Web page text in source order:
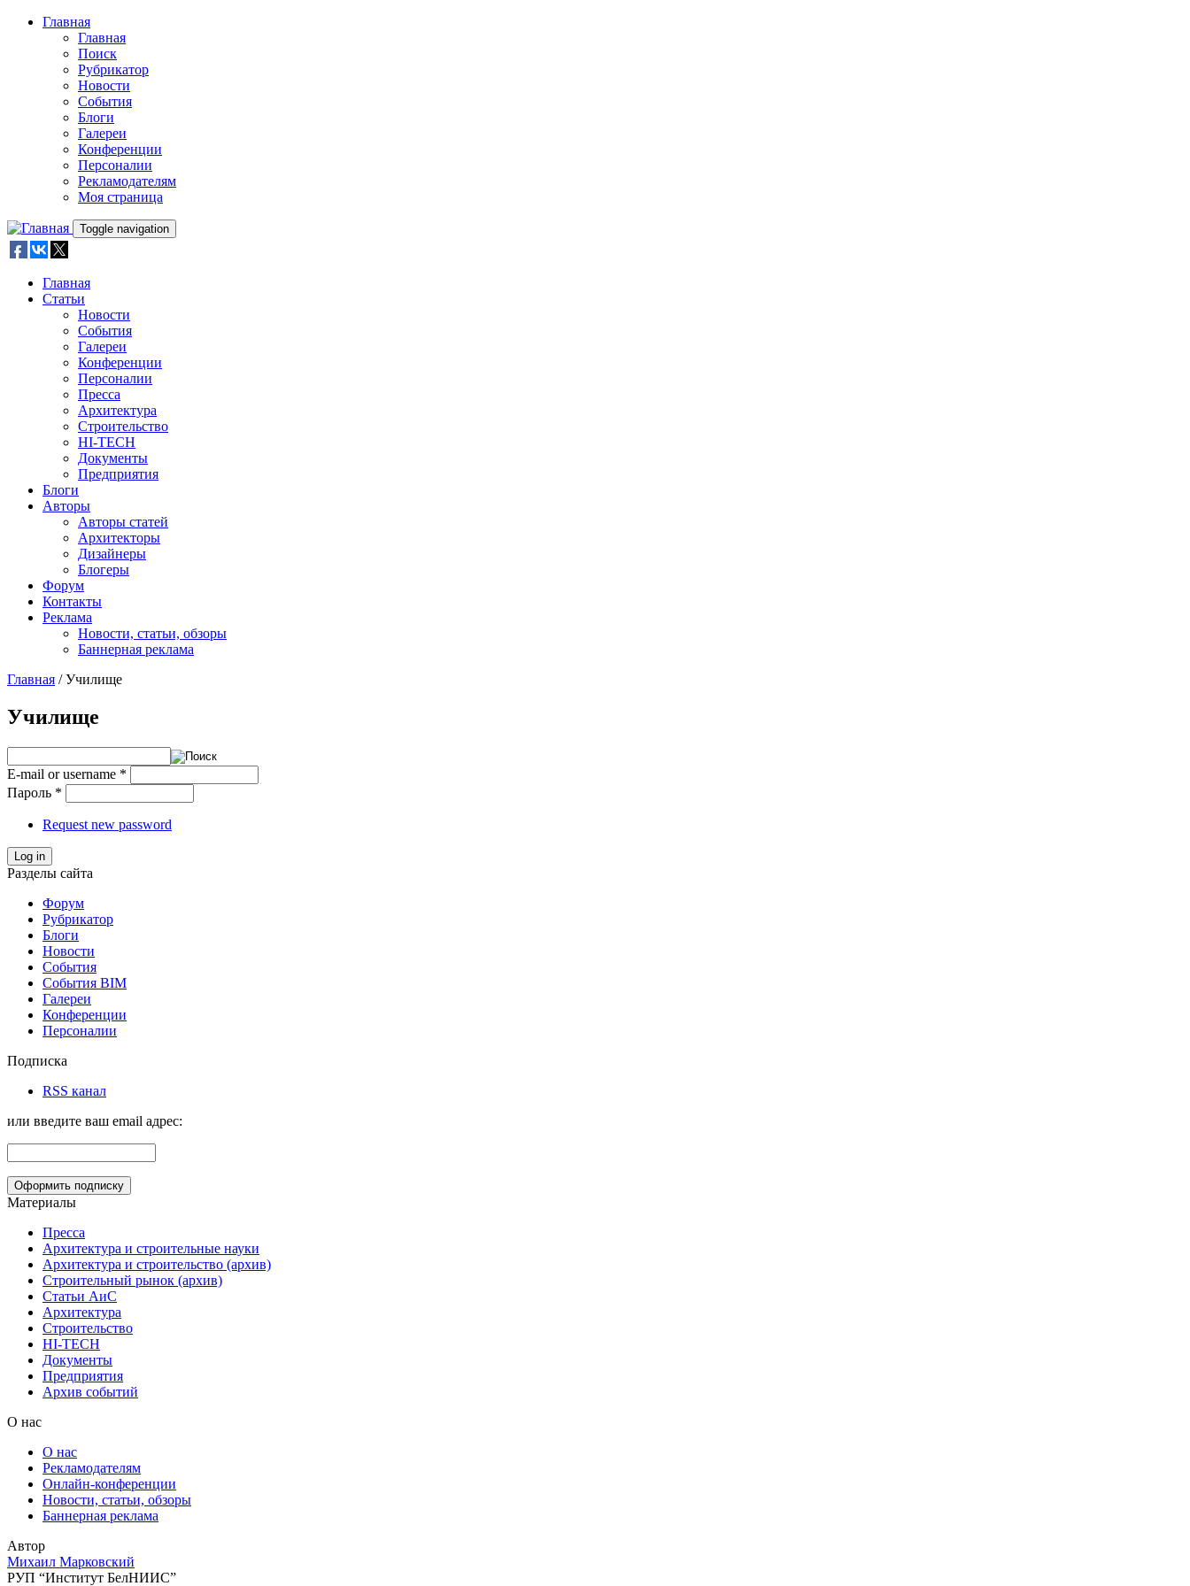
Skip to main content
Главная
Главная
Поиск
Рубрикатор
Новости
События
Блоги
Галереи
Конференции
Персоналии
Рекламодателям
Моя страница
Toggle navigation
Главная
Статьи
Новости
События
Галереи
Конференции
Персоналии
Пресса
Архитектура
Строительство
HI-TECH
Документы
Предприятия
Блоги
Авторы
Авторы статей
Архитекторы
Дизайнеры
Блогеры
Форум
Контакты
Реклама
Новости, статьи, обзоры
Баннерная реклама
Главная / Училище
Училище
E-mail or username *
Пароль *
Request new password
Log in
Разделы сайта
Форум
Рубрикатор
Блоги
Новости
События
События BIM
Галереи
Конференции
Персоналии
Подписка
RSS канал
или введите ваш email адрес:
Материалы
Пресса
Архитектура и строительные науки
Архитектура и строительство (архив)
Строительный рынок (архив)
Статьи АиС
Архитектура
Строительство
HI-TECH
Документы
Предприятия
Архив событий
О нас
О нас
Рекламодателям
Онлайн-конференции
Новости, статьи, обзоры
Баннерная реклама
Автор
Михаил Марковский
РУП “Институт БелНИИС”